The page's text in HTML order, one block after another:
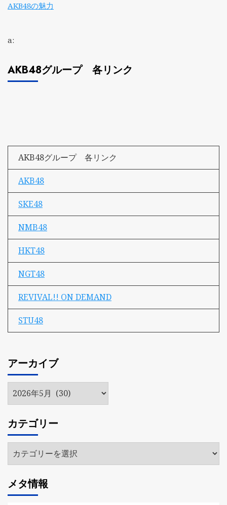
AKB48の魅力
a:
AKB48グループ 各リンク
AKB48グループ 各リンク
AKB48
SKE48
NMB48
HKT48
NGT48
REVIVAL!! ON DEMAND
STU48
アーカイブ
ア
イ
ブ
カテゴリー
テ
リ
ー
メタ情報